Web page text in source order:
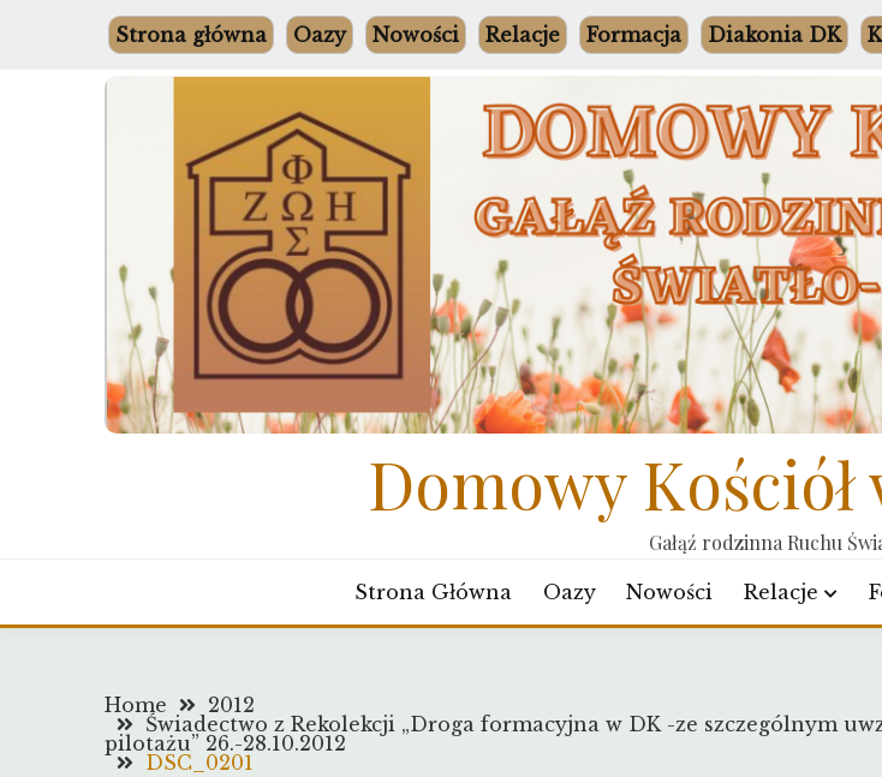
Strona główna Oazy Nowości Relacje Formacja Diakonia DK
Domowy Kościół
Gałąź rodzinna Ruchu
Strona Główna Oazy Nowości Relacje
Home
2012
Świadectwo z Rekolekcji „Droga formacyjna w DK -ze szczególnym
pilotażu” 26.-28.10.2012
DSC_0201